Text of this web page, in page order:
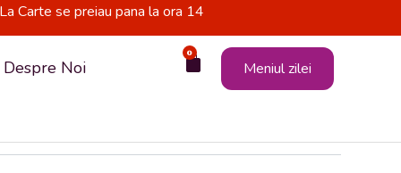
Carte se preiau pana la ora 14
Despre Noi
0
Cart Meniul zilei